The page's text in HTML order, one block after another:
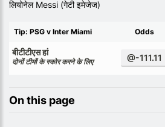
लियोनेल Messi (गेटी इमेजेज)
Tip: PSG v Inter Miami Odds
बीटीटीएस हां
दोनों टीमों के स्कोर करने के लिए @-111.11
On this page